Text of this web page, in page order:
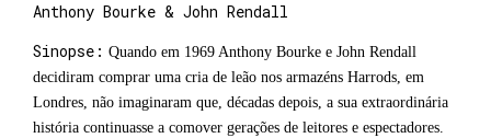
Anthony Bourke & John Rendall
Sinopse: Quando em 1969 Anthony Bourke e John Rendall
decidiram comprar uma cria de leão nos armazéns Harrods, em
Londres, não imaginaram que, décadas depois, a sua extraordinária
história continuasse a comover gerações de leitores e espectadores.